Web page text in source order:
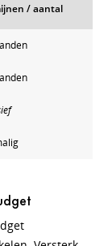
/ aantal